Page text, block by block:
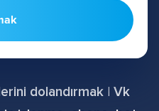
dolandırmak | Vk